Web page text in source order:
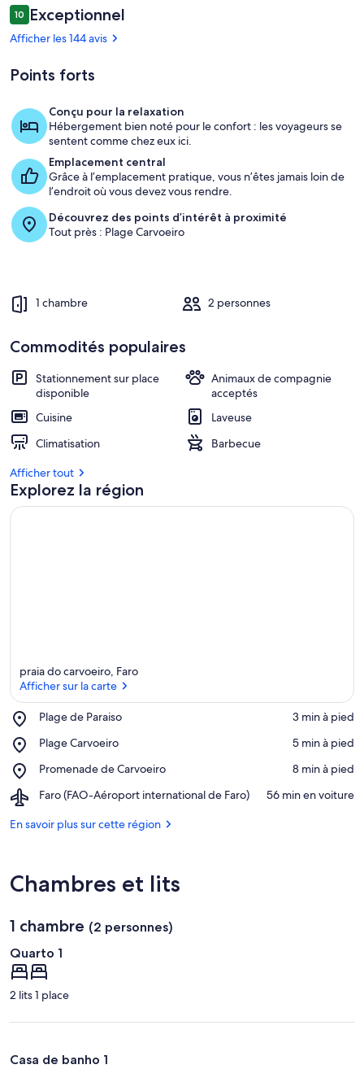
Plage
Avis
1010 sur 10 –
Exceptionnel
Afficher les 144 avis
Points forts
Conçu pour la relaxation
Hébergement bien noté pour le confort : les voyageurs se
sentent comme chez eux ici.
Emplacement central
Grâce à l’emplacement pratique, vous n’êtes jamais loin de
l’endroit où vous devez vous rendre.
Découvrez des points d’intérêt à proximité
Tout près : Plage Carvoeiro
1 chambre 2 personnes
Commodités populaires
Stationnement sur place
disponible
Animaux de compagnie
acceptés
Cuisine
Laveuse
Climatisation
Barbecue
Afficher tout
Explorez la région
praia do carvoeiro, Faro
Afficher sur la carte
Plage de Paraiso
Place,
de
‪3 min à pied‬
Plage Carvoeiro
Place,
Carvoeiro
‪5 min à pied‬
Promenade de Carvoeiro
Place,
de
‪8 min à pied‬
Faro (FAO-Aéroport international de Faro)
Airport,
(FAO-
Faro)
‪56 min en voiture‬
En savoir plus sur cette région
Chambres et lits
1 chambre (2 personnes)
Quarto 1
2 lits 1 place
Casa de banho 1